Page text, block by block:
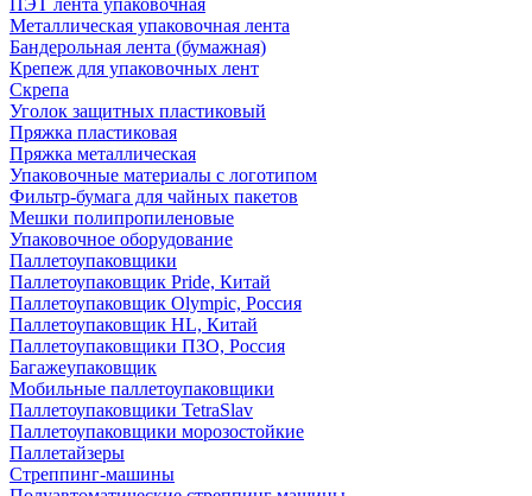
ПЭТ лента упаковочная
Металлическая упаковочная лента
Бандерольная лента (бумажная)
Крепеж для упаковочных лент
Скрепа
Уголок защитных пластиковый
Пряжка пластиковая
Пряжка металлическая
Упаковочные материалы с логотипом
Фильтр-бумага для чайных пакетов
Мешки полипропиленовые
Упаковочное оборудование
Паллетоупаковщики
Паллетоупаковщик Pride, Китай
Паллетоупаковщик Olympic, Россия
Паллетоупаковщик HL, Китай
Паллетоупаковщики ПЗО, Россия
Багажеупаковщик
Мобильные паллетоупаковщики
Паллетоупаковщики TetraSlav
Паллетоупаковщики морозостойкие
Паллетайзеры
Стреппинг-машины